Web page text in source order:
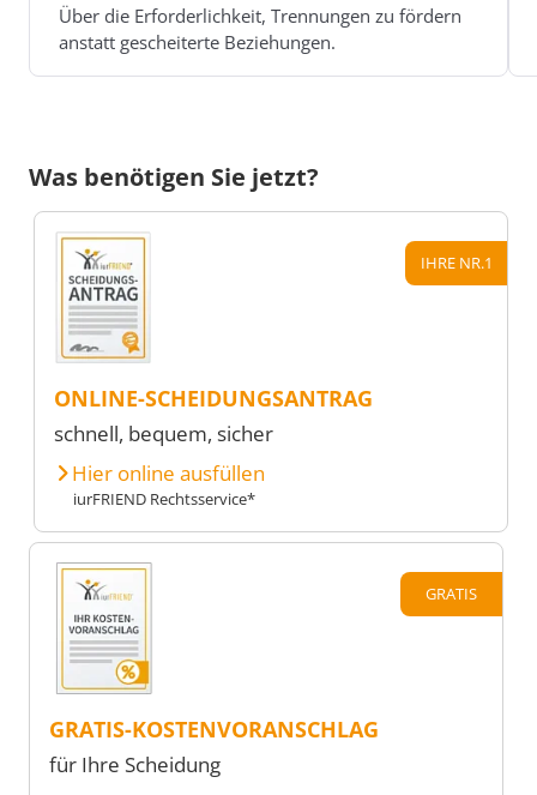
Über die Erforderlichkeit, Trennungen zu fördern
anstatt gescheiterte Beziehungen.
Was benötigen Sie jetzt?
IHRE NR.1
ONLINE-SCHEIDUNGSANTRAG
schnell, bequem, sicher
Hier online ausfüllen
iurFRIEND Rechtsservice*
GRATIS
GRATIS-KOSTENVORANSCHLAG
für Ihre Scheidung